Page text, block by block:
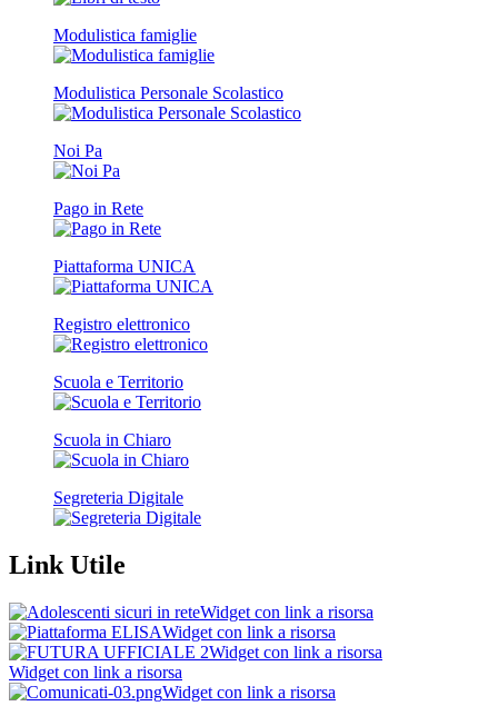
Modulistica famiglie
Modulistica Personale Scolastico
Noi Pa
Pago in Rete
Piattaforma UNICA
Registro elettronico
Scuola e Territorio
Scuola in Chiaro
Segreteria Digitale
Link Utile
Widget con link a risorsa
Widget con link a risorsa
Widget con link a risorsa
Widget con link a risorsa
Widget con link a risorsa